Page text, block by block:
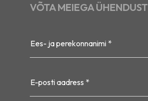
VÕTA MEIEGA ÜHENDUST
Ees- ja perekonnanimi *
E-posti aadress *